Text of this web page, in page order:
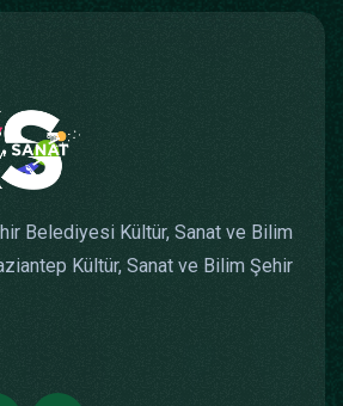
Belediyesi Kültür, Sanat ve Bilim
Kültür, Sanat ve Bilim Şehir